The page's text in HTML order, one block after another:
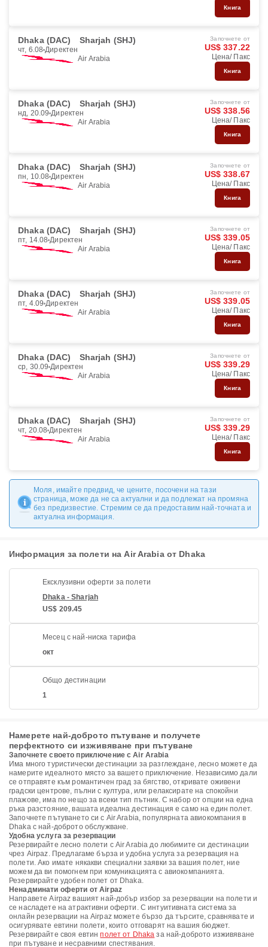
Книга
Dhaka (DAC) Sharjah (SHJ)
чт, 6.08 Директен
Air Arabia
Започнете от
US$ 337.22
Цена/ Пакс
Книга
Dhaka (DAC) Sharjah (SHJ)
нд, 20.09 Директен
Air Arabia
Започнете от
US$ 338.56
Цена/ Пакс
Книга
Dhaka (DAC) Sharjah (SHJ)
пн, 10.08 Директен
Air Arabia
Започнете от
US$ 338.67
Цена/ Пакс
Книга
Dhaka (DAC) Sharjah (SHJ)
пт, 14.08 Директен
Air Arabia
Започнете от
US$ 339.05
Цена/ Пакс
Книга
Dhaka (DAC) Sharjah (SHJ)
пт, 4.09 Директен
Air Arabia
Започнете от
US$ 339.05
Цена/ Пакс
Книга
Dhaka (DAC) Sharjah (SHJ)
ср, 30.09 Директен
Air Arabia
Започнете от
US$ 339.29
Цена/ Пакс
Книга
Dhaka (DAC) Sharjah (SHJ)
чт, 20.08 Директен
Air Arabia
Започнете от
US$ 339.29
Цена/ Пакс
Книга
Моля, имайте предвид, че цените, посочени на тази
страница, може да не са актуални и да подлежат на промяна
без предизвестие. Стремим се да предоставим най-точната и
актуална информация.
Информация за полети на Air Arabia от Dhaka
Ексклузивни оферти за полети
Dhaka - Sharjah
US$ 209.45
Месец с най-ниска тарифа
окт
Общо дестинации
1
Намерете най-доброто пътуване и получете
перфектното си изживяване при пътуване
Започнете своето приключение с Air Arabia
Има много туристически дестинации за разглеждане, лесно можете да
намерите идеалното място за вашето приключение. Независимо дали
се отправяте към романтичен град за бягство, откривате оживени
градски центрове, пълни с култура, или релаксирате на спокойни
плажове, има по нещо за всеки тип пътник. С набор от опции на една
ръка разстояние, вашата идеална дестинация е само на един полет.
Започнете пътуването си с Air Arabia, популярната авиокомпания в
Dhaka с най-доброто обслужване.
Удобна услуга за резервации
Резервирайте лесно полети с Air Arabia до любимите си дестинации
чрез Airpaz. Предлагаме бърза и удобна услуга за резервация на
полети. Ако имате някакви специални заявки за вашия полет, ние
можем да ви помогнем при комуникацията с авиокомпанията.
Резервирайте удобен полет от Dhaka.
Ненадминати оферти от Airpaz
Направете Airpaz вашият най-добър избор за резервации на полети и
се насладете на атрактивни оферти. С интуитивната система за
онлайн резервации на Airpaz можете бързо да търсите, сравнявате и
осигурявате евтини полети, които отговарят на вашия бюджет.
Резервирайте своя евтинполет от Dhaka за най-доброто изживяване
при пътуване и несравними спестявания.